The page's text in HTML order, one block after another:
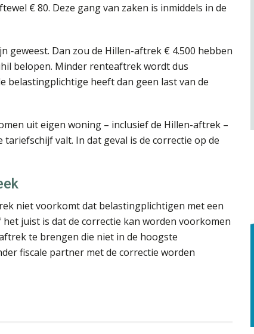
€ 80. Deze gang van zaken is inmiddels in de
geweest. Dan zou de Hillen-aftrek € 4.500 hebben
belopen. Minder renteaftrek wordt dus
belastingplichtige heeft dan geen last van de
uit eigen woning – inclusief de Hillen-aftrek –
valt. In dat geval is de correctie op de
niet voorkomt dat belastingplichtigen met een
juist is dat de correctie kan worden voorkomen
te brengen die niet in de hoogste
fiscale partner met de correctie worden